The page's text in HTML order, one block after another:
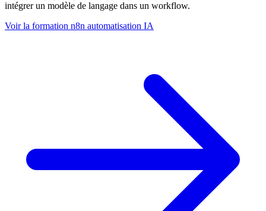
intégrer un modèle de langage dans un workflow.
Voir la formation n8n automatisation IA